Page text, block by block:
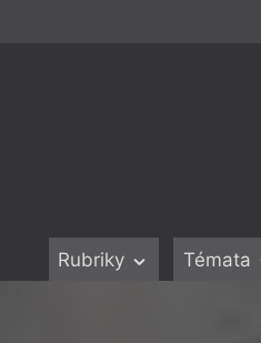
Rubriky Témata